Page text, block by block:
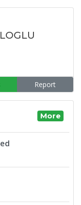
Report
More